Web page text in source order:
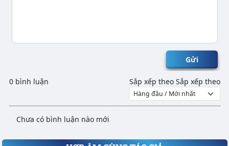
Gửi
0 bình luận Sắp xếp theo Sắp xếp theo
Chưa có bình luận nào mới